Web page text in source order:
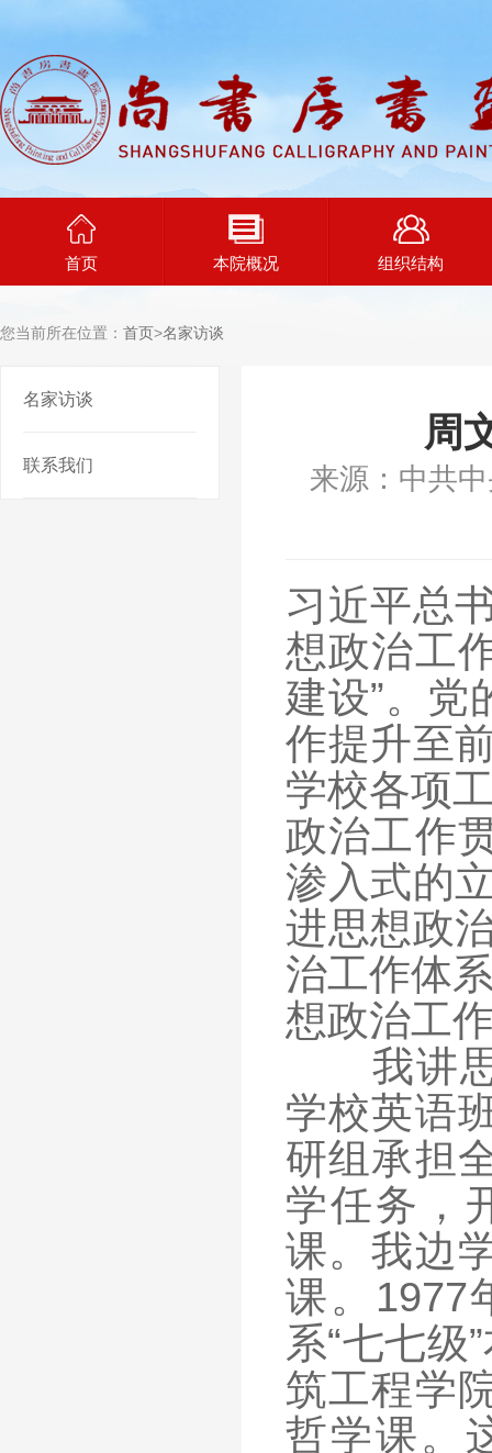
首页 本院概况 组织结构
您当前所在位置： 首页>名家访谈
名家访谈
联系我们
周
来源：中共
习近平总
想政治工
建设”。党
作提升至
学校各项
政治工作
渗入式的
进思想政
治工作体
想政治工
我讲思
学校英语
研组承担
学任务，
课。我边
课。1977
系“七七级
筑工程学
哲学课。